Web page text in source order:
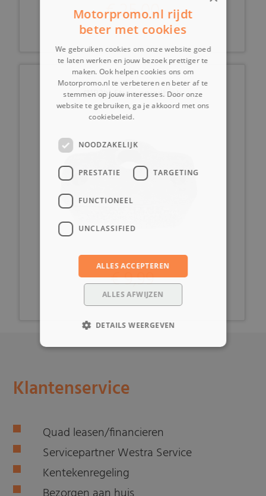
€ 25,00
(11B2h) Stuur opvulblok
€ 9,99
Klantenservice
Quad leasen/financieren
Servicepartner Westra Service
Kentekenregeling
Motorpromo.nl rijdt
beter met cookies
We gebruiken cookies om onze website goed
te laten werken en jouw bezoek prettiger te
maken. Ook helpen cookies ons om
Motorpromo.nl te verbeteren en beter af te
stemmen op jouw interesses. Door onze
website te gebruiken, ga je akkoord met ons
cookiebeleid.
NOODZAKELIJK
PRESTATIE TARGETING
FUNCTIONEEL
UNCLASSIFIED
ALLES ACCEPTEREN
ALLES AFWIJZEN
DETAILS WEERGEVEN